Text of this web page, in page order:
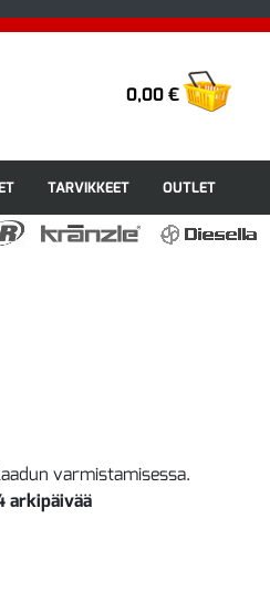
0,00 €
TARVIKKEET OUTLET
varmistamisessa.
arkipäivää